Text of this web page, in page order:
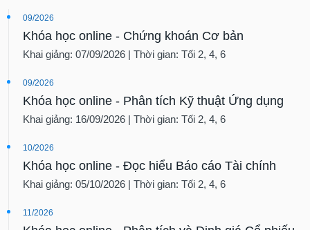
09/2026
Khóa học online - Chứng khoán Cơ bản
Khai giảng: 07/09/2026 | Thời gian: Tối 2, 4, 6
09/2026
Khóa học online - Phân tích Kỹ thuật Ứng dụng
Khai giảng: 16/09/2026 | Thời gian: Tối 2, 4, 6
10/2026
Khóa học online - Đọc hiểu Báo cáo Tài chính
Khai giảng: 05/10/2026 | Thời gian: Tối 2, 4, 6
11/2026